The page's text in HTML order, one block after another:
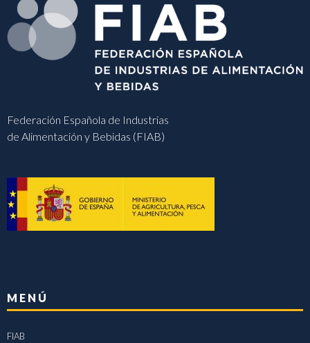
Federación Española de Industrias
de Alimentación y Bebidas (FIAB)
MENÚ
FIAB